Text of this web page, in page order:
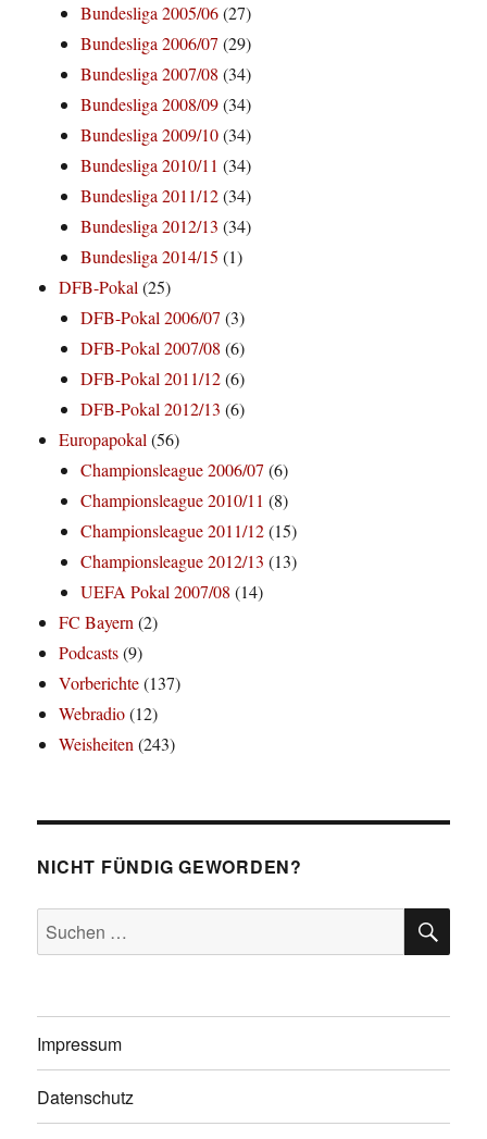
Bundesliga 2005/06(27)
Bundesliga 2006/07 (29)
Bundesliga 2007/08 (34)
Bundesliga 2008/09(34)
Bundesliga 2009/10(34)
Bundesliga 2010/11 (34)
Bundesliga 2011/12(34)
Bundesliga 2012/13 (34)
Bundesliga 2014/15 (1)
DFB-Pokal(25)
DFB-Pokal 2006/07 (3)
DFB-Pokal 2007/08 (6)
DFB-Pokal 2011/12(6)
DFB-Pokal 2012/13 (6)
Europapokal(56)
Championsleague 2006/07 (6)
Championsleague 2010/11 (8)
Championsleague 2011/12(15)
Championsleague 2012/13 (13)
UEFA Pokal 2007/08 (14)
FC Bayern(2)
Podcasts(9)
Vorberichte(137)
Webradio(12)
Weisheiten(243)
NICHT FÜNDIG GEWORDEN?
Suchen
nach:
Impressum
Datenschutz